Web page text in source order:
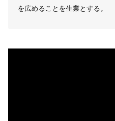
を広めることを生業とする。